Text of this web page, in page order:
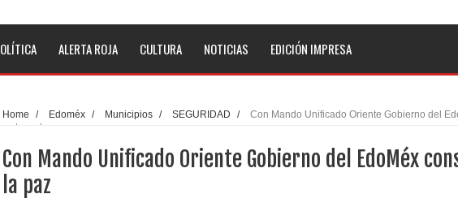
ALERTA ROJA CULTURA NOTICIAS EDICIÓN IMPRESA
Home / Edoméx / Municipios / SEGURIDAD /
Con Mando Unificado Oriente Gobierno del
construye la paz
Con Mando Unificado Oriente Gobierno del EdoMéx
la paz